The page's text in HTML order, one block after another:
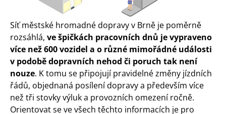
Síť městské hromadné dopravy v Brně je poměrně
rozsáhlá, ve špičkách pracovních dnů je vypraveno
více než 600 vozidel a o různé mimořádné události
v podobě dopravních nehod či poruch tak není
nouze. K tomu se připojují pravidelné změny jízdních
řádů, objednaná posílení dopravy a především více
než tři stovky výluk a provozních omezení ročně.
Orientovat se ve všech těchto informacích je pro